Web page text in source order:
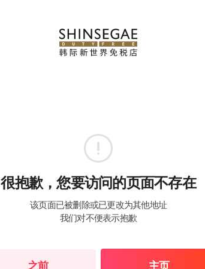
很抱歉，您要访问的页面不存在
该页面已被删除或已更改为其他地址
我们对不便表示抱歉
之前 主页